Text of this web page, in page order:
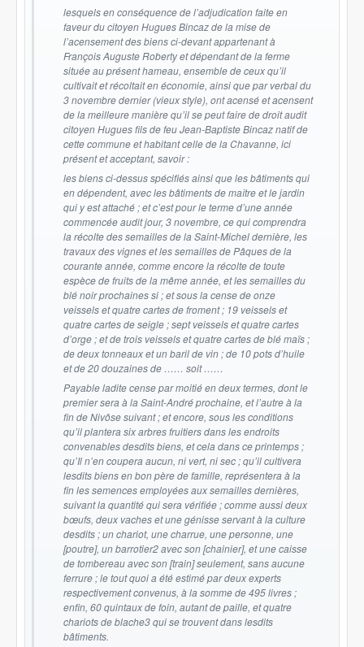
lesquels en conséquence de l’adjudication faite en
faveur du citoyen Hugues Bincaz de la mise de
l’acensement des biens ci-devant appartenant à
François Auguste Roberty et dépendant de la ferme
située au présent hameau, ensemble de ceux qu’il
cultivait et récoltait en économie, ainsi que par verbal du
3 novembre dernier (vieux style), ont acensé et acensent
de la meilleure manière qu’il se peut faire de droit audit
citoyen Hugues fils de feu Jean-Baptiste Bincaz natif de
cette commune et habitant celle de la Chavanne, ici
présent et acceptant, savoir :
les biens ci-dessus spécifiés ainsi que les bâtiments qui
en dépendent, avec les bâtiments de maître et le jardin
qui y est attaché ; et c’est pour le terme d’une année
commencée audit jour, 3 novembre, ce qui comprendra
la récolte des semailles de la Saint-Michel dernière, les
travaux des vignes et les semailles de Pâques de la
courante année, comme encore la récolte de toute
espèce de fruits de la même année, et les semailles du
blé noir prochaines si ; et sous la cense de onze
veissels et quatre cartes de froment ; 19 veissels et
quatre cartes de seigle ; sept veissels et quatre cartes
d’orge ; et de trois veissels et quatre cartes de blé maïs ;
de deux tonneaux et un baril de vin ; de 10 pots d’huile
et de 20 douzaines de …… soit ……
Payable ladite cense par moitié en deux termes, dont le
premier sera à la Saint-André prochaine, et l’autre à la
fin de Nivôse suivant ; et encore, sous les conditions
qu’il plantera six arbres fruitiers dans les endroits
convenables desdits biens, et cela dans ce printemps ;
qu’Il n’en coupera aucun, ni vert, ni sec ; qu’il cultivera
lesdits biens en bon père de famille, représentera à la
fin les semences employées aux semailles dernières,
suivant la quantité qui sera vérifiée ; comme aussi deux
bœufs, deux vaches et une génisse servant à la culture
desdits ; un chariot, une charrue, une personne, une
[poutre], un barrotier2 avec son [chainier], et une caisse
de tombereau avec son [train] seulement, sans aucune
ferrure ; le tout quoi a été estimé par deux experts
respectivement convenus, à la somme de 495 livres ;
enfin, 60 quintaux de foin, autant de paille, et quatre
chariots de blache3 qui se trouvent dans lesdits
bâtiments.